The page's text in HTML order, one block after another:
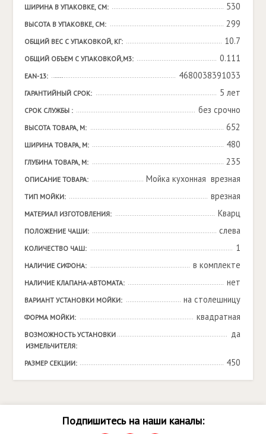
ШИРИНА В УПАКОВКЕ, СМ: 530
ВЫСОТА В УПАКОВКЕ, СМ: 299
ОБЩИЙ ВЕС С УПАКОВКОЙ, КГ: 10.7
ОБЩИЙ ОБЪЕМ С УПАКОВКОЙ,М3: 0.111
EAN-13: 4680038391033
ГАРАНТИЙНЫЙ СРОК: 5 лет
СРОК СЛУЖБЫ : без срочно
ВЫСОТА ТОВАРА, М: 652
ШИРИНА ТОВАРА, М: 480
ГЛУБИНА ТОВАРА, М: 235
ОПИСАНИЕ ТОВАРА: Мойка кухонная  врезная
ТИП МОЙКИ: врезная
МАТЕРИАЛ ИЗГОТОВЛЕНИЯ: Кварц
ПОЛОЖЕНИЕ ЧАШИ: слева
КОЛИЧЕСТВО ЧАШ: 1
НАЛИЧИЕ СИФОНА: в комплекте
НАЛИЧИЕ КЛАПАНА-АВТОМАТА: нет
ВАРИАНТ УСТАНОВКИ МОЙКИ: на столешницу
ФОРМА МОЙКИ: квадратная
ВОЗМОЖНОСТЬ УСТАНОВКИ
ИЗМЕЛЬЧИТЕЛЯ:
да
РАЗМЕР СЕКЦИИ: 450
Подпишитесь на наши каналы: